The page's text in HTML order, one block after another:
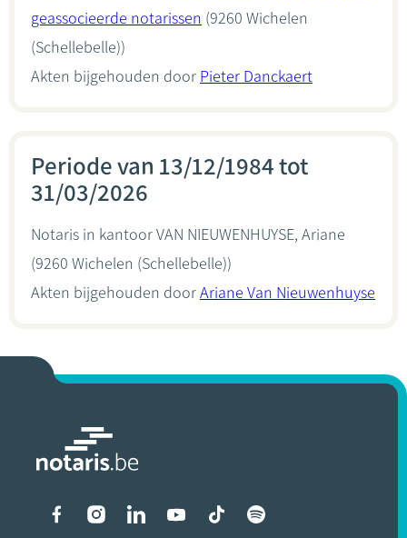
geassocieerde notarissen (9260 Wichelen
(Schellebelle))
Akten bijgehouden door Pieter Danckaert
Periode van 13/12/1984 tot
31/03/2026
Notaris in kantoorVAN NIEUWENHUYSE, Ariane
(9260 Wichelen (Schellebelle))
Akten bijgehouden doorAriane Van Nieuwenhuyse
Liens vers les réseaux